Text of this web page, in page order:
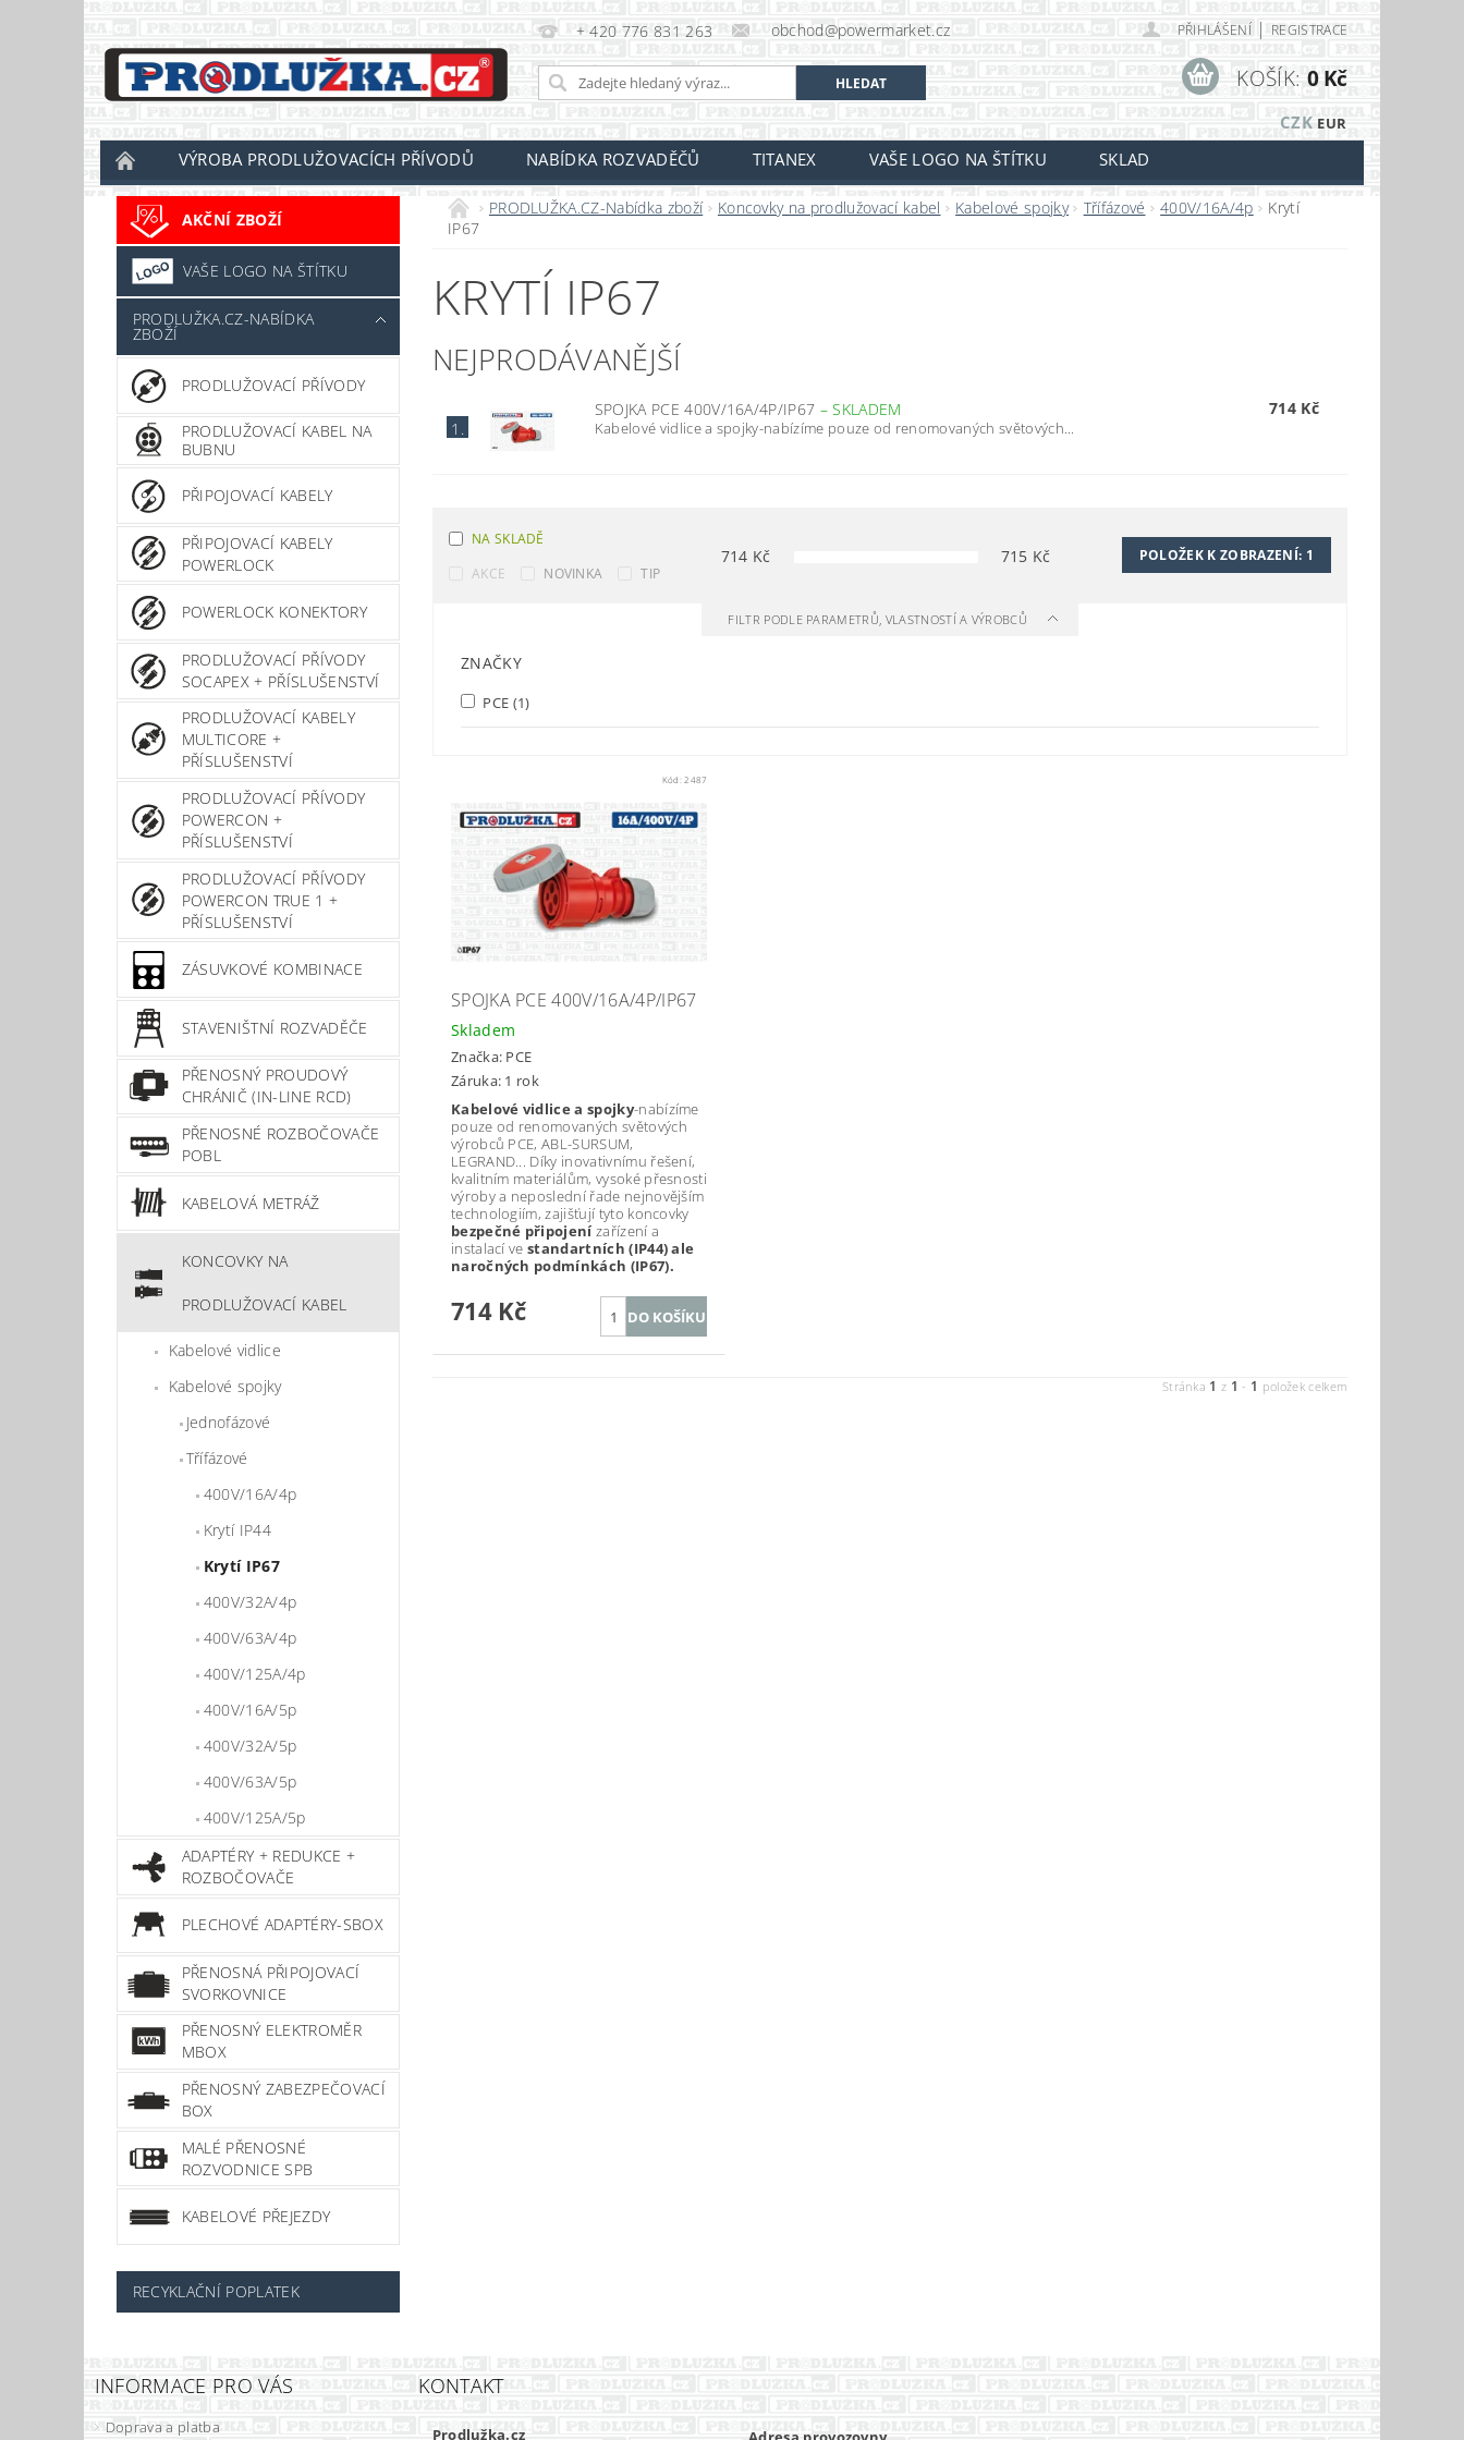
+ 420 776 831 263 obchod@powermarket.cz PŘIHLÁŠENÍ | REGISTRACE
CZK EUR
KOŠÍK: 0 Kč
VÝROBA PRODLUŽOVACÍCH PŘÍVODŮ NABÍDKA ROZVADĚČŮ TITANEX VAŠE LOGO NA ŠTÍTKU SKLAD
AKČNÍ ZBOŽÍ
VAŠE LOGO NA ŠTÍTKU
PRODLUŽKA.CZ-NABÍDKA
ZBOŽÍ
PRODLUŽOVACÍ PŘÍVODY
PRODLUŽOVACÍ KABEL NA
BUBNU
PŘIPOJOVACÍ KABELY
PŘIPOJOVACÍ KABELY
POWERLOCK
POWERLOCK KONEKTORY
PRODLUŽOVACÍ PŘÍVODY
SOCAPEX + PŘÍSLUŠENSTVÍ
PRODLUŽOVACÍ KABELY
MULTICORE +
PŘÍSLUŠENSTVÍ
PRODLUŽOVACÍ PŘÍVODY
POWERCON +
PŘÍSLUŠENSTVÍ
PRODLUŽOVACÍ PŘÍVODY
POWERCON TRUE 1 +
PŘÍSLUŠENSTVÍ
ZÁSUVKOVÉ KOMBINACE
STAVENIŠTNÍ ROZVADĚČE
PŘENOSNÝ PROUDOVÝ
CHRÁNIČ (IN-LINE RCD)
PŘENOSNÉ ROZBOČOVAČE
POBL
KABELOVÁ METRÁŽ
KONCOVKY NA
PRODLUŽOVACÍ KABEL
Kabelové vidlice
Kabelové spojky
Jednofázové
Třífázové
400V/16A/4p
Krytí IP44
Krytí IP67
400V/32A/4p
400V/63A/4p
400V/125A/4p
400V/16A/5p
400V/32A/5p
400V/63A/5p
400V/125A/5p
ADAPTÉRY + REDUKCE +
ROZBOČOVAČE
PLECHOVÉ ADAPTÉRY-SBOX
PŘENOSNÁ PŘIPOJOVACÍ
SVORKOVNICE
PŘENOSNÝ ELEKTROMĚR
MBOX
PŘENOSNÝ ZABEZPEČOVACÍ
BOX
MALÉ PŘENOSNÉ
ROZVODNICE SPB
KABELOVÉ PŘEJEZDY
RECYKLAČNÍ POPLATEK
PRODLUŽKA.CZ-Nabídka zboží Koncovky na prodlužovací kabel Kabelové spojky Třífázové 400V/16A/4p
Krytí
IP67
KRYTÍ IP67
NEJPRODÁVANĚJŠÍ
1.
SPOJKA PCE 400V/16A/4P/IP67 –SKLADEM
Kabelové vidlice a spojky-nabízíme pouze od renomovaných světových...
714 Kč
NA SKLADĚ
AKCE
NOVINKA TIP
714 Kč 715 Kč POLOŽEK K ZOBRAZENÍ: 1
FILTR PODLE PARAMETRŮ, VLASTNOSTÍ A VÝROBCŮ
ZNAČKY
PCE (1)
Kód:2487
SPOJKA PCE 400V/16A/4P/IP67
Skladem
Značka: PCE
Záruka: 1 rok
Kabelové vidlice a spojky-nabízíme
pouze od renomovaných světových
výrobců PCE, ABL-SURSUM,
LEGRAND... Díky inovativnímu řešení,
kvalitním materiálům, vysoké přesnosti
výroby a neposlední řade nejnovějším
technologiím, zajišťují tyto koncovky
bezpečné připojenízařízení a
instalací vestandartních (IP44) ale
naročných podmínkách (IP67).
714 Kč
Stránka 1 z 1 - 1 položek celkem
INFORMACE PRO VÁS
Doprava a platba
KONTAKT
Prodlužka.cz